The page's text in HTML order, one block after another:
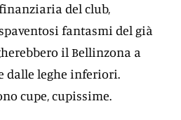
del club,
fantasmi del già
il Bellinzona a
dalle leghe inferiori.
cupe, cupissime.